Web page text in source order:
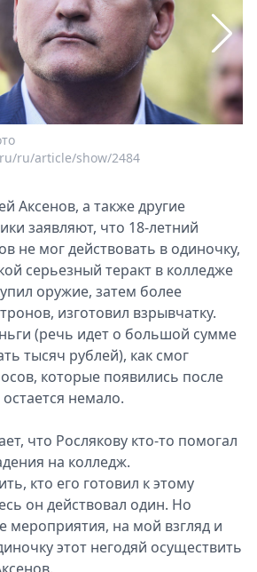
ru/article/show/2484
Аксенов, а также другие
заявляют, что 18-летний
не мог действовать в одиночку,
серьезный теракт в колледже
оружие, затем более
изготовил взрывчатку.
(речь идет о большой сумме
тысяч рублей), как смог
которые появились после
немало.
что Рослякову кто-то помогал
на колледж.
кто его готовил к этому
он действовал один. Но
мероприятия, на мой взгляд и
этот негодяй осуществить